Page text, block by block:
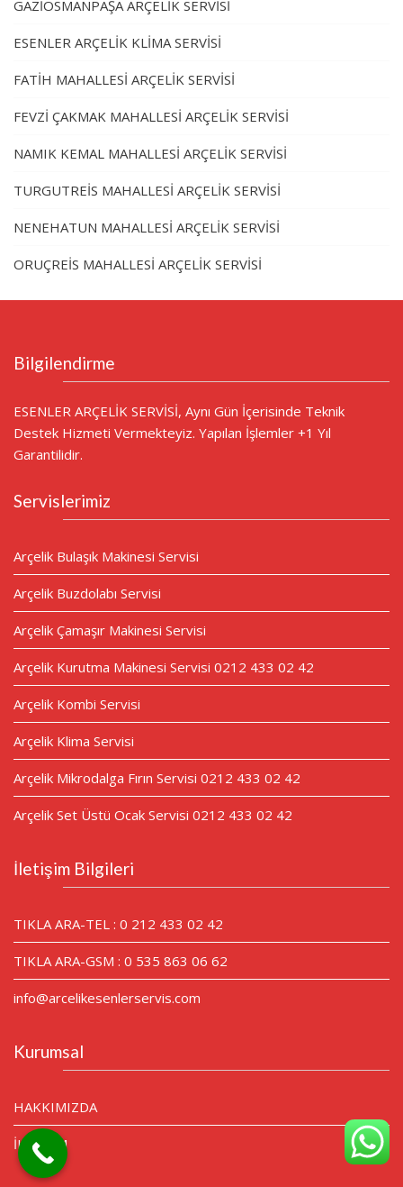
GAZİOSMANPAŞA ARÇELİK SERVİSİ
ESENLER ARÇELİK KLİMA SERVİSİ
FATİH MAHALLESİ ARÇELİK SERVİSİ
FEVZİ ÇAKMAK MAHALLESİ ARÇELİK SERVİSİ
NAMIK KEMAL MAHALLESİ ARÇELİK SERVİSİ
TURGUTREİS MAHALLESİ ARÇELİK SERVİSİ
NENEHATUN MAHALLESİ ARÇELİK SERVİSİ
ORUÇREİS MAHALLESİ ARÇELİK SERVİSİ
Bilgilendirme
ESENLER ARÇELİK SERVİSİ, Aynı Gün İçerisinde Teknik
Destek Hizmeti Vermekteyiz. Yapılan İşlemler +1 Yıl
Garantilidir.
Servislerimiz
Arçelik Bulaşık Makinesi Servisi
Arçelik Buzdolabı Servisi
Arçelik Çamaşır Makinesi Servisi
Arçelik Kurutma Makinesi Servisi 0212 433 02 42
Arçelik Kombi Servisi
Arçelik Klima Servisi
Arçelik Mikrodalga Fırın Servisi 0212 433 02 42
Arçelik Set Üstü Ocak Servisi 0212 433 02 42
İletişim Bilgileri
TIKLA ARA-TEL : 0 212 433 02 42
TIKLA ARA-GSM : 0 535 863 06 62
info@arcelikesenlerservis.com
Kurumsal
HAKKIMIZDA
İLETİŞİM